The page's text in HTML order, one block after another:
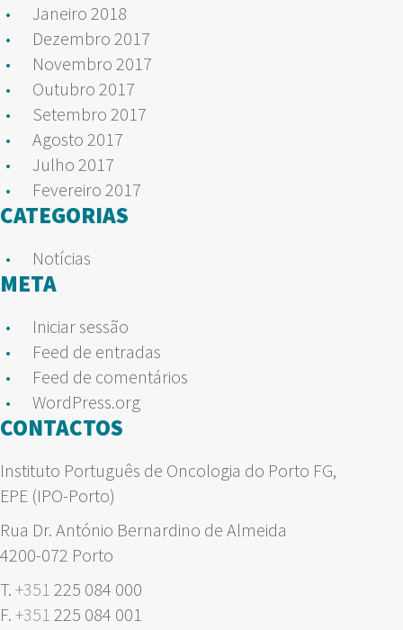
Janeiro 2018
Dezembro 2017
Novembro 2017
Outubro 2017
Setembro 2017
Agosto 2017
Julho 2017
Fevereiro 2017
CATEGORIAS
Notícias
META
Iniciar sessão
Feed de entradas
Feed de comentários
WordPress.org
CONTACTOS
Instituto Português de Oncologia do Porto FG,
EPE (IPO-Porto)
Rua Dr. António Bernardino de Almeida
4200-072 Porto
T. +351 225 084 000
F. +351 225 084 001